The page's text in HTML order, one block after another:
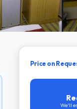
Price on
We'll